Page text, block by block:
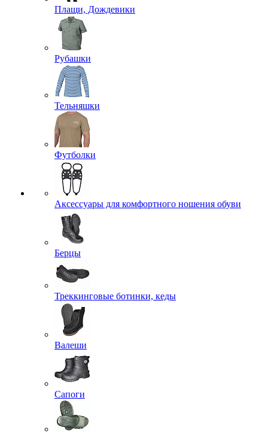
Плащи, Дождевики
Рубашки
Тельняшки
Футболки
Аксессуары для комфортного ношения обуви
Берцы
Треккинговые ботинки, кеды
Валеши
Сапоги